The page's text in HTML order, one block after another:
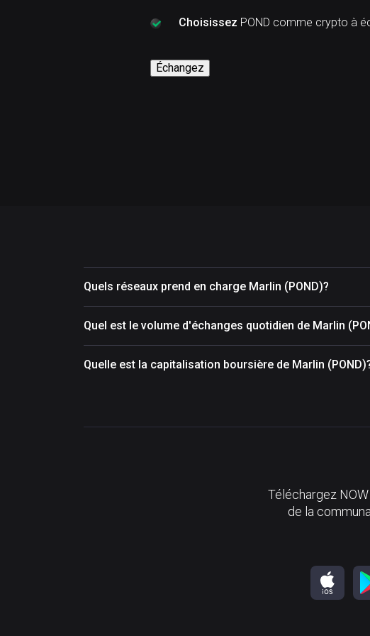
Choisissez POND comme crypto à
Échangez
Quels réseaux prend en charge Marlin (POND)?
Quel est le volume d'échanges quotidien de Marlin
Quelle est la capitalisation boursière de Marlin
Téléchargez
de la